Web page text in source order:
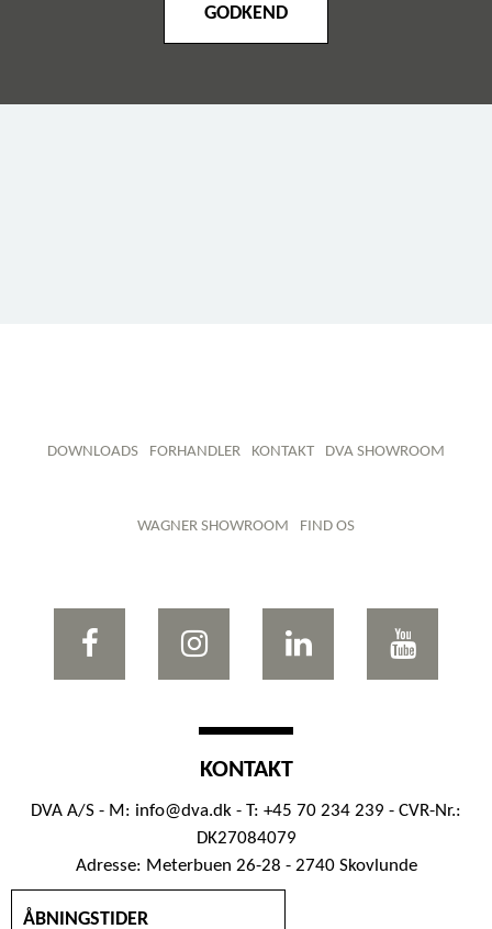
GODKEND
DOWNLOADS FORHANDLER KONTAKT DVA SHOWROOM
WAGNER SHOWROOM FIND OS
KONTAKT
DVA A/S - M: info@dva.dk - T: +45 70 234 239 - CVR-Nr.:
DK27084079
Adresse: Meterbuen 26-28 - 2740 Skovlunde
ÅBNINGSTIDER